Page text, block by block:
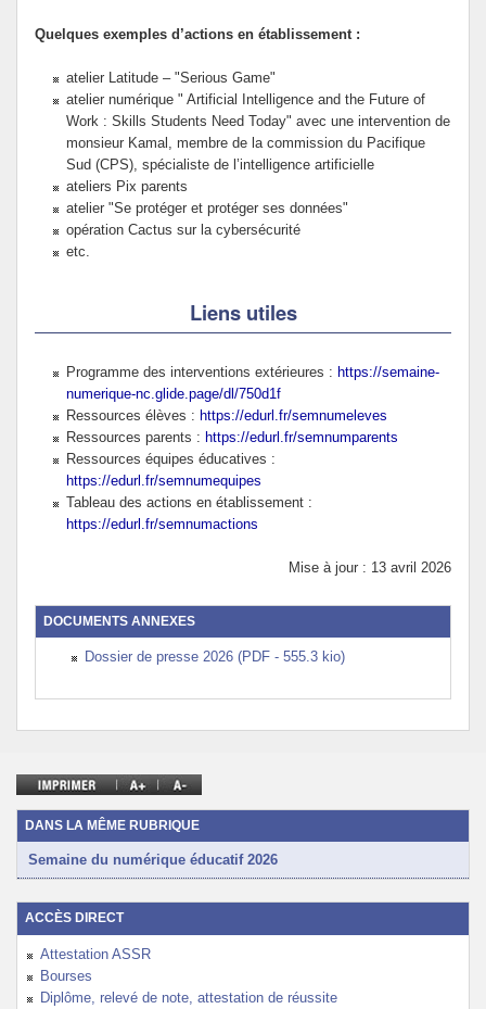
Quelques exemples d’actions en établissement :
atelier Latitude – "Serious Game"
atelier numérique " Artificial Intelligence and the Future of
Work : Skills Students Need Today" avec une intervention de
monsieur Kamal, membre de la commission du Pacifique
Sud (CPS), spécialiste de l’intelligence artificielle
ateliers Pix parents
atelier "Se protéger et protéger ses données"
opération Cactus sur la cybersécurité
etc.
Liens utiles
Programme des interventions extérieures : https://semaine-
numerique-nc.glide.page/dl/750d1f
Ressources élèves : https://edurl.fr/semnumeleves
Ressources parents : https://edurl.fr/semnumparents
Ressources équipes éducatives :
https://edurl.fr/semnumequipes
Tableau des actions en établissement :
https://edurl.fr/semnumactions
Mise à jour : 13 avril 2026
DOCUMENTS ANNEXES
Dossier de presse 2026 (PDF - 555.3 kio)
DANS LA MÊME RUBRIQUE
Semaine du numérique éducatif 2026
ACCÈS DIRECT
Attestation ASSR
Bourses
Diplôme, relevé de note, attestation de réussite